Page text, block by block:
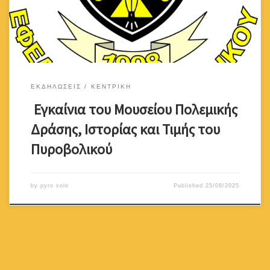
17:00, στο χώρο του Οικήματος του Παγκυπρίου Συνδέσμου
Εφέδρων Πυροβολικού […]
ΕΚΔΗΛΩΣΕΙΣ ΚΕΝΤΡΙΚΗ
Εγκαίνια του Μουσείου Πολεμικής
Δράσης, Ιστορίας και Τιμής του
Πυροβολικού
by pyro volo Published 25/08/2025